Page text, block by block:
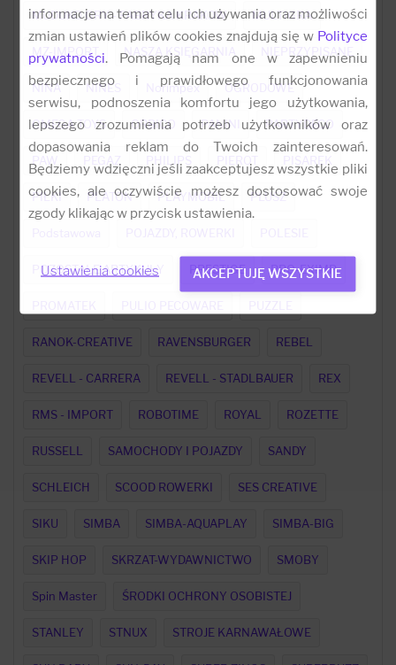
MUDUKO GRY - FABRYKA KRAKOW MULTIGRA
MZ-IMPORT NASZA KSIĘGARNIA NIEPRZYPISANE
NINA NINES Norimpex OGRODOWE
OMEGA TOYS ORBICO PANINI PARTYDECO
PIŁKI PLATON PLAYMOBIL PLUSZ
POZOSTAŁE ARTYKUŁY PRESTIGE PRO-EXIMP
RANOK-CREATIVE RAVENSBURGER REBEL
REVELL - CARRERA REVELL - STADLBAUER REX
RMS - IMPORT ROBOTIME ROYAL ROZETTE
RUSSELL SAMOCHODY I POJAZDY SANDY
SCHLEICH SCOOD ROWERKI SES CREATIVE
SIKU SIMBA SIMBA-AQUAPLAY SIMBA-BIG
SKIP HOP SKRZAT-WYDAWNICTWO SMOBY
Spin Master ŚRODKI OCHRONY OSOBISTEJ
STANLEY STNUX STROJE KARNAWAŁOWE
informacje na temat celu ich używania oraz możliwości
zmian ustawień plików cookies znajdują się w Polityce
prywatności. Pomagają nam one w zapewnieniu
bezpiecznego i prawidłowego funkcjonowania
serwisu, podnoszenia komfortu jego użytkowania,
lepszego zrozumienia potrzeb użytkowników oraz
dopasowania reklam do Twoich zainteresowań.
Będziemy wdzięczni jeśli zaakceptujesz wszystkie pliki
cookies, ale oczywiście możesz dostosować swoje
zgody klikając w przycisk ustawienia.
Ustawienia cookies AKCEPTUJĘ WSZYSTKIE